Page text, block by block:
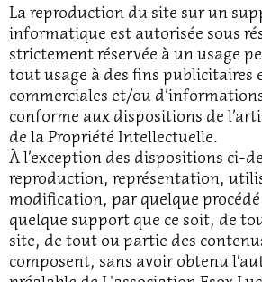
La reproduction du site sur un
informatique est autorisée sous
strictement réservée à un usage
tout usage à des fins publicitaires
commerciales et/ou
conforme aux dispositions de
de la Propriété Intellectuelle.
À l’exception des dispositions ci-
reproduction, représentation,
modification, par quelque
quelque support que ce soit, de
site, de tout ou partie des
composent, sans avoir obtenu